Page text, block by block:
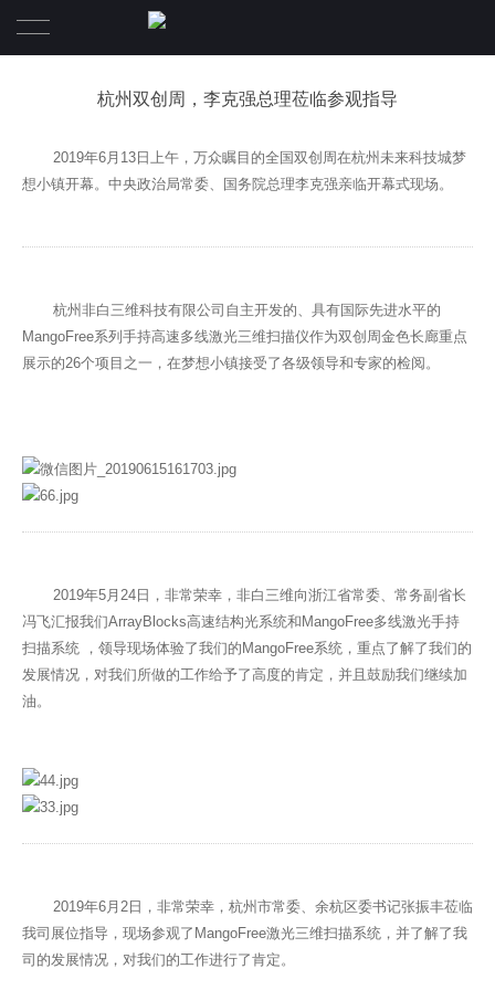
杭州双创周，李克强总理莅临参观指导
2019年6月13日上午，万众瞩目的全国双创周在杭州未来科技城梦
想小镇开幕。中央政治局常委、国务院总理李克强亲临开幕式现场。
杭州非白三维科技有限公司自主开发的、具有国际先进水平的
MangoFree系列手持高速多线激光三维扫描仪作为双创周金色长廊重点
展示的26个项目之一，在梦想小镇接受了各级领导和专家的检阅。
2019年5月24日，非常荣幸，非白三维向浙江省常委、常务副省长
冯飞汇报我们ArrayBlocks高速结构光系统和MangoFree多线激光手持
扫描系统 ，领导现场体验了我们的MangoFree系统，重点了解了我们的
发展情况，对我们所做的工作给予了高度的肯定，并且鼓励我们继续加
油。
2019年6月2日，非常荣幸，杭州市常委、余杭区委书记张振丰莅临
我司展位指导，现场参观了MangoFree激光三维扫描系统，并了解了我
司的发展情况，对我们的工作进行了肯定。
案例介绍
视频宣传
关于非白
企业简介
人才招聘
新闻